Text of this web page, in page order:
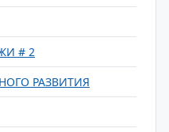
# 2
РАЗВИТИЯ